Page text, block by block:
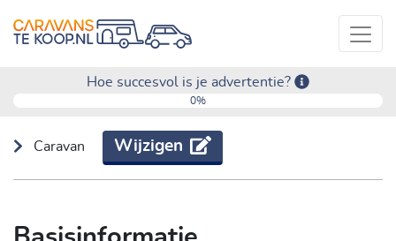
Hoe succesvol is je advertentie?
0%
Caravan Wijzigen